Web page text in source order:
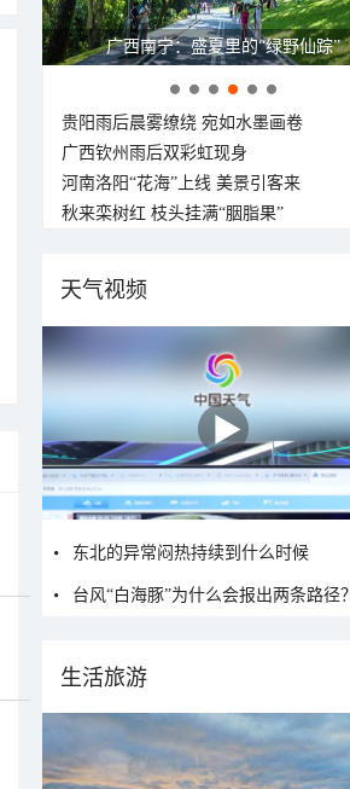
广西南宁：盛夏里的“绿野仙踪”
贵阳雨后晨雾缭绕 宛如水墨画卷
广西钦州雨后双彩虹现身
河南洛阳“花海”上线 美景引客来
秋来栾树红 枝头挂满“胭脂果”
天气视频
东北的异常闷热持续到什么时候
台风“白海豚”为什么会报出两条路径？
生活旅游